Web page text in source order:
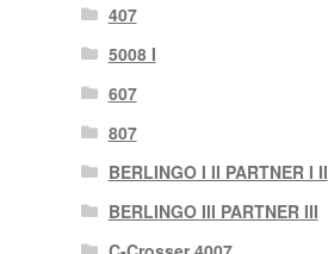
407
5008 I
607
807
BERLINGO I II PARTNER I II
BERLINGO III PARTNER III